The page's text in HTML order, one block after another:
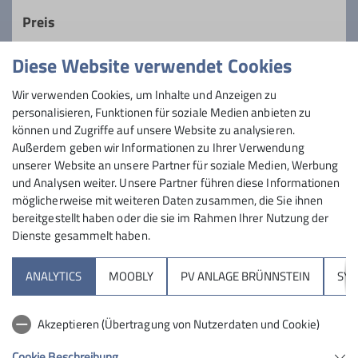
lange Touren und zügiges Gehen, nehmen
Natur zu genießen.
Preis
Maximale Teilnehmeranzahl
6
Sektion
Hochrieshütte
Diese Website verwendet Cookies
Wir verwenden Cookies, um Inhalte und Anzeigen zu
personalisieren, Funktionen für soziale Medien anbieten zu
können und Zugriffe auf unsere Website zu analysieren.
Außerdem geben wir Informationen zu Ihrer Verwendung
unserer Website an unsere Partner für soziale Medien, Werbung
und Analysen weiter. Unsere Partner führen diese Informationen
möglicherweise mit weiteren Daten zusammen, die Sie ihnen
bereitgestellt haben oder die sie im Rahmen Ihrer Nutzung der
Dienste gesammelt haben.
ANALYTICS MOOBLY PV ANLAGE BRÜNNSTEIN
Akzeptieren (Übertragung von Nutzerdaten und Cookie)